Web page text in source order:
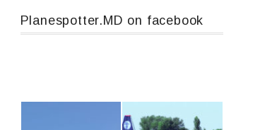
Planespotter.MD on facebook